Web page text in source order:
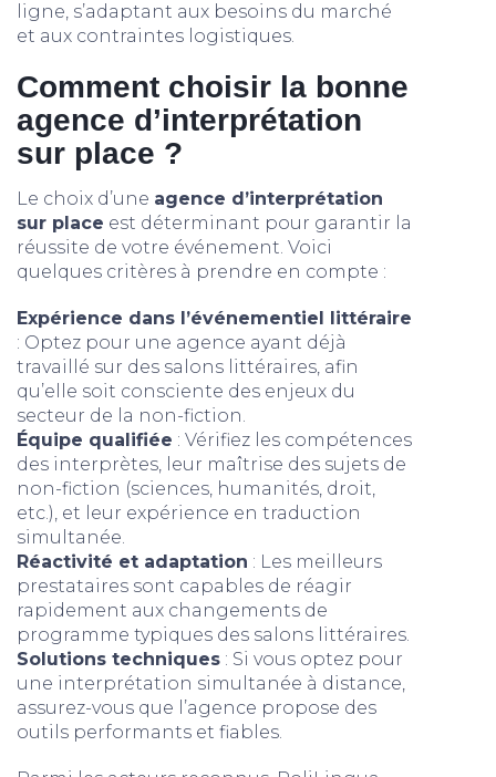
ligne, s’adaptant aux besoins du marché
et aux contraintes logistiques.
Comment choisir la bonne
agence d’interprétation
sur place ?
Le choix d’une agence d’interprétation
sur place est déterminant pour garantir la
réussite de votre événement. Voici
quelques critères à prendre en compte :
Expérience dans l’événementiel littéraire
: Optez pour une agence ayant déjà
travaillé sur des salons littéraires, afin
qu’elle soit consciente des enjeux du
secteur de la non-fiction.
Équipe qualifiée : Vérifiez les compétences
des interprètes, leur maîtrise des sujets de
non-fiction (sciences, humanités, droit,
etc.), et leur expérience en traduction
simultanée.
Réactivité et adaptation : Les meilleurs
prestataires sont capables de réagir
rapidement aux changements de
programme typiques des salons littéraires.
Solutions techniques : Si vous optez pour
une interprétation simultanée à distance,
assurez-vous que l’agence propose des
outils performants et fiables.